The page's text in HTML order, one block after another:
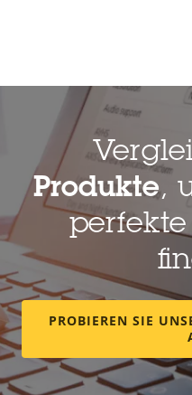
Produkte,
perfekte
PROBIEREN SIE